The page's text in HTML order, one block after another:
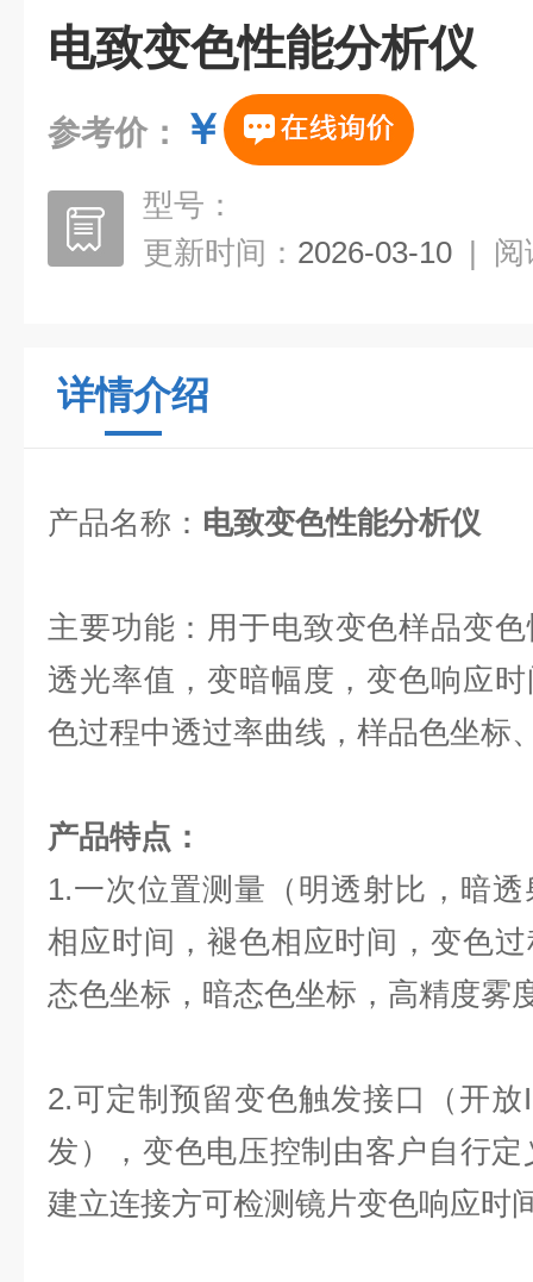
电致变色性能分析仪
参考价： ￥
型号：
更新时间： 2026-03-10 | 阅
详情介绍
产品名称 ： 电致变色性能分析仪
主要功能 ：用于电致变色样品变
透光率值，变暗幅度，变色响应
色过程中透过率曲线，样品色坐标
产品特点：
1.一次位置测量（明透射比，暗
相应时间，褪色相应时间，变色
态色坐标，暗态色坐标，高精度雾
2.可定制预留变色触发接口（开放I
发），变色电压控制由客户自行定
建立连接方可检测镜片变色响应时